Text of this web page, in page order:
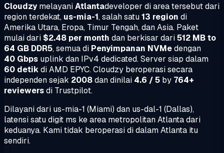
CloudzymelayaniAtlantadeveloper di area tersebut dari
region terdekat, us-mia-1, salah satu13 region di
Amerika Utara, Eropa, Timur Tengah, dan Asia. Paket
mulai dari $2.48 per month dan berkisar dari512 MB to
64 GB DDR5, semua di Penyimpanan NVMedengan
40 Gbps uplink dan IPv4 dedicated. Server siap dalam
60 detikdi AMD EPYC. Cloudzy beroperasi secara
independen sejak 2008dan dinilai 4.6 / 5 by 764+
reviewersdi Trustpilot.
Dilayani dari us-mia-1 (Miami) dan us-dal-1 (Dallas),
latensi satu digit ms ke area metropolitan Atlanta dari
keduanya. Kami tidak beroperasi di dalam Atlanta itu
sendiri.